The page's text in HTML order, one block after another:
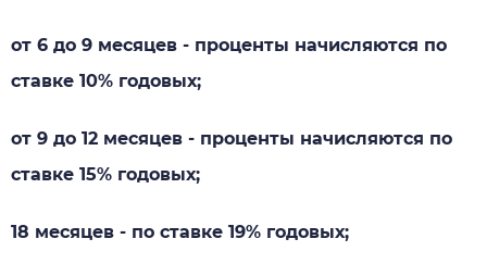
от 6 до 9 месяцев - проценты начисляются по
ставке 10% годовых;
от 9 до 12 месяцев - проценты начисляются по
ставке 15% годовых;
18 месяцев - по ставке 19% годовых;